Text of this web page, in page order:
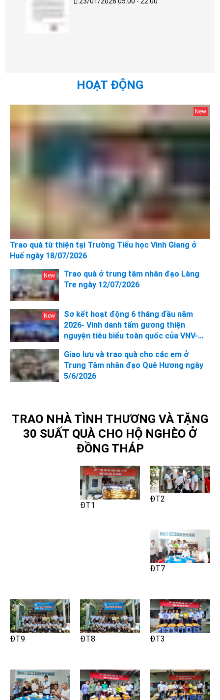
HOẠT ĐỘNG
Trao quà từ thiện tại Trường Tiểu học Vinh Giang ở
Huế ngày 18/07/2026
Trao quà ở trung tâm nhân đạo Làng
Tre ngày 12/07/2026
Sơ kết hoạt động 6 tháng đầu năm
2026- Vinh danh tấm gương thiện
nguyện tiêu biểu toàn quốc của VNV-
Giao lưu và trao quà cho các em ở
Trung Tâm nhân đạo Quê Hương ngày
5/6/2026
TRAO NHÀ TÌNH THƯƠNG VÀ TẶNG
30 SUẤT QUÀ CHO HỘ NGHÈO Ở
ĐỒNG THÁP
ĐT1
ĐT2
ĐT7
ĐT9 ĐT8 ĐT3